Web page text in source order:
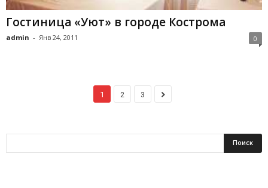
Гостиница «Уют» в городе Кострома
admin - Янв 24, 2011 0
1 2 3